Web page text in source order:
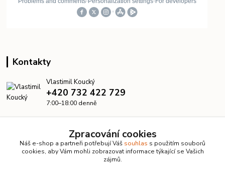
Kontakty
Vlastimil Koucký
+420 732 422 729
7:00–18:00 denně
Zpracování cookies
Náš e-shop a partneři potřebují Váš souhlas s použitím souborů
cookies, aby Vám mohli zobrazovat informace týkající se Vašich
zájmů.